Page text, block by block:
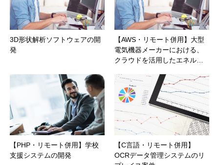
3D形状解析ソフトウェアの開
発
【AWS・リモート併用】大型
電気機器メーカーにおける、
クラウドを活用したエネル…
【PHP・リモート併用】学校
支援システムの開発
【C言語・リモート併用】
OCRデータ管理システムのリ